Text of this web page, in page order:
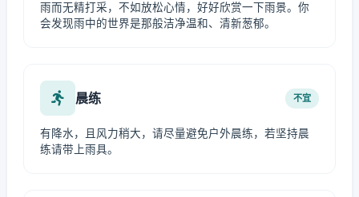
雨而无精打采，不如放松心情，好好欣赏一下雨景。你
会发现雨中的世界是那般洁净温和、清新葱郁。
晨练 不宜
有降水，且风力稍大，请尽量避免户外晨练，若坚持晨
练请带上雨具。